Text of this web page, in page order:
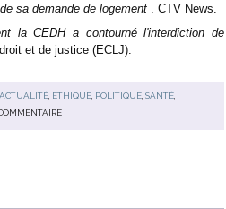
sa demande de logement . CTV News.
la CEDH a contourné l'interdiction de
et de justice (ECLJ).
ACTUALITÉ, ETHIQUE, POLITIQUE, SANTÉ,